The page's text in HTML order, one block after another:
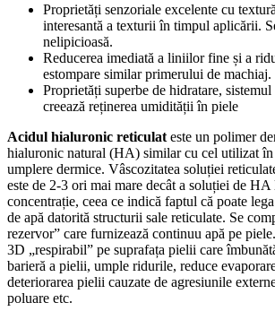
Proprietăți senzoriale excelente cu
interesantă a texturii în timpul aplicării.
nelipicioasă.
Reducerea imediată a liniilor fine și a
estompare similar primerului de machiaj.
Proprietăți superbe de hidratare,
creează reținerea umidității în piele
Acidul hialuronic reticulat este un polimer
hialuronic natural (HA) similar cu cel utilizat în
umplere dermice. Vâscozitatea soluției
este de 2-3 ori mai mare decât a soluției de HA
concentrație, ceea ce indică faptul că poate
de apă datorită structurii sale reticulate. Se
rezervor” care furnizează continuu apă pe
3D „respirabil” pe suprafața pielii care
barieră a pielii, umple ridurile, reduce
deteriorarea pielii cauzate de agresiunile
poluare etc.